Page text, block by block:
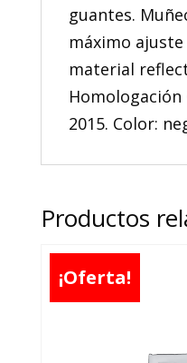
guantes.
máximo
material
Homologación
2015. Color:
Productos
¡Oferta!